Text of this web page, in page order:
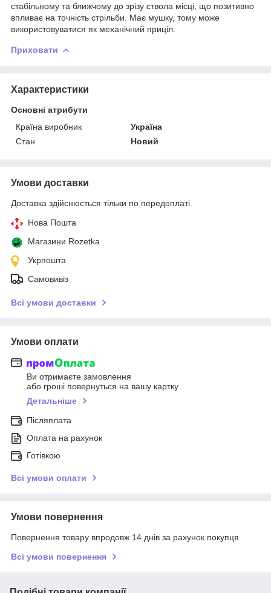
стабільному та ближчому до зрізу ствола місці, що позитивно
впливає на точність стрільби. Має мушку, тому може
використовуватися як механічний приціл.
Приховати
Характеристики
Основні атрибути
Країна виробник
Україна
Стан
Новий
Умови доставки
Доставка здійснюється тільки по передоплаті.
Нова Пошта
Магазини Rozetka
Укрпошта
Самовивіз
Всі умови доставки
Умови оплати
Ви отримаєте замовлення
або гроші повернуться на вашу картку
Детальніше
Післяплата
Оплата на рахунок
Готівкою
Всі умови оплати
Умови повернення
Повернення товару впродовж 14 днів за рахунок покупця
Всі умови повернення